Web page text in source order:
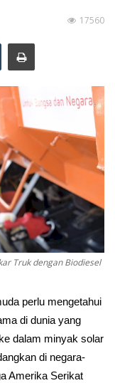
17560
Truk dengan Biodiesel
perlu mengetahui
di dunia yang
dalam minyak solar
di negara-
Amerika Serikat